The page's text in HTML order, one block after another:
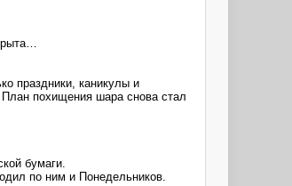
праздники, каникулы и
похищения шара снова стал
бумаги.
по ним и Понедельников.